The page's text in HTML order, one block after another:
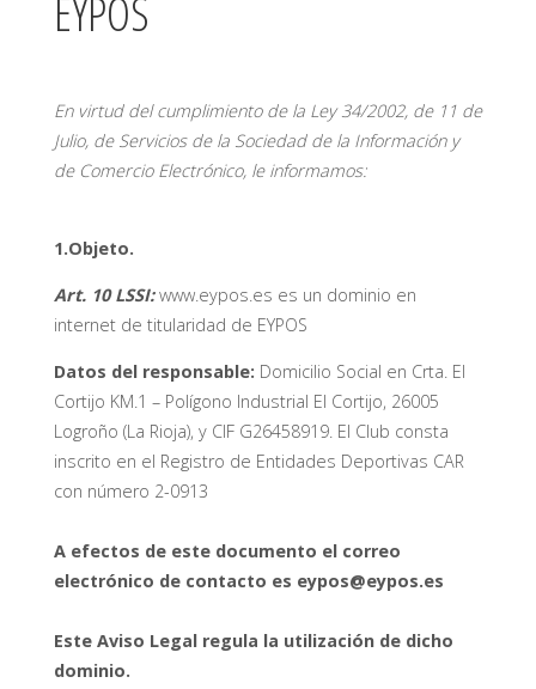
EYPOS
En virtud del cumplimiento de la Ley 34/2002, de 11 de
Julio, de Servicios de la Sociedad de la Información y
de Comercio Electrónico, le informamos:
1.Objeto.
Art. 10 LSSI:www.eypos.es es un dominio en
internet de titularidad de EYPOS
Datos del responsable: Domicilio Social en Crta. El
Cortijo KM.1 – Polígono Industrial El Cortijo, 26005
Logroño (La Rioja), y CIF G26458919. El Club consta
inscrito en el Registro de Entidades Deportivas CAR
con número 2-0913
A efectos de este documento el correo
electrónico de contacto es eypos@eypos.es
Este Aviso Legal regula la utilización de dicho
dominio.